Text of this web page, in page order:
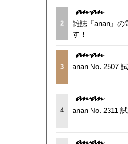
2
雑誌『anan』の
す！
3 anan No. 2507
4 anan No. 2311